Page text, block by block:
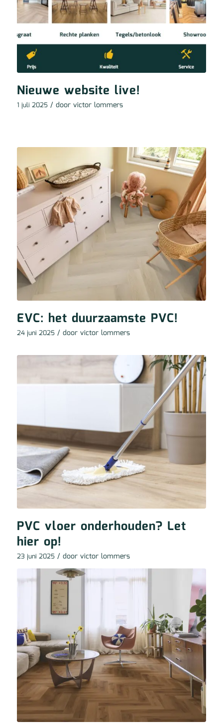
Nieuwe website live!
1 juli 2025 / door victor lommers
EVC: het duurzaamste PVC!
24 juni 2025 / door victor lommers
PVC vloer onderhouden? Let
hier op!
23 juni 2025 / door victor lommers